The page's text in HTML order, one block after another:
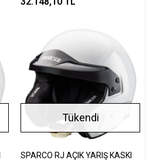
Tükendi
SPARCO RJ AÇIK YARIŞ KASKI